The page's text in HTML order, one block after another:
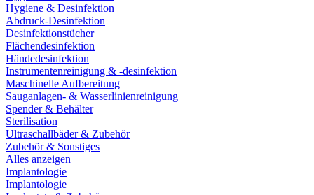
Hygiene & Desinfektion
Abdruck-Desinfektion
Desinfektionstücher
Flächendesinfektion
Händedesinfektion
Instrumentenreinigung & -desinfektion
Maschinelle Aufbereitung
Sauganlagen- & Wasserlinienreinigung
Spender & Behälter
Sterilisation
Ultraschallbäder & Zubehör
Zubehör & Sonstiges
Alles anzeigen
Implantologie
Implantologie